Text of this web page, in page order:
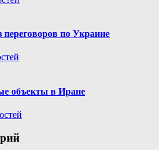
по Украине
объекты в Иране